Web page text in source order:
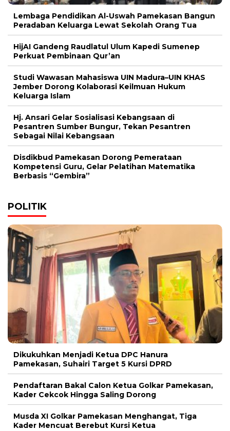
Lembaga Pendidikan Al-Uswah Pamekasan Bangun
Peradaban Keluarga Lewat Sekolah Orang Tua
HijAI Gandeng Raudlatul Ulum Kapedi Sumenep
Perkuat Pembinaan Qur’an
Studi Wawasan Mahasiswa UIN Madura–UIN KHAS
Jember Dorong Kolaborasi Keilmuan Hukum
Keluarga Islam
Hj. Ansari Gelar Sosialisasi Kebangsaan di
Pesantren Sumber Bungur, Tekan Pesantren
Sebagai Nilai Kebangsaan
Disdikbud Pamekasan Dorong Pemerataan
Kompetensi Guru, Gelar Pelatihan Matematika
Berbasis “Gembira”
POLITIK
Dikukuhkan Menjadi Ketua DPC Hanura
Pamekasan, Suhairi Target 5 Kursi DPRD
Pendaftaran Bakal Calon Ketua Golkar Pamekasan,
Kader Cekcok Hingga Saling Dorong
Musda XI Golkar Pamekasan Menghangat, Tiga
Kader Mencuat Berebut Kursi Ketua